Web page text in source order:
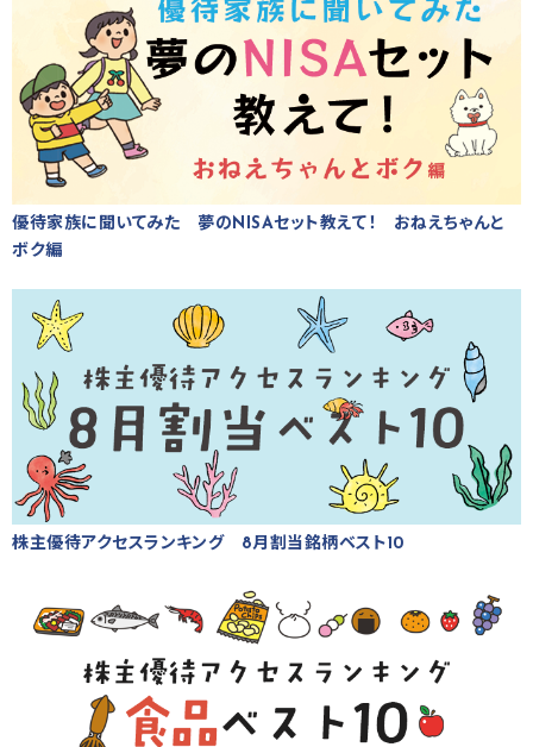
優待家族に聞いてみた 夢のNISAセット教えて！ おねえちゃんと
ボク編
株主優待アクセスランキング 8月割当銘柄ベスト10